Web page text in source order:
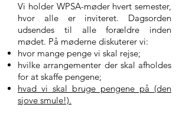
Vi holder WPSA-møder hvert semester,
hvor alle er inviteret. Dagsorden
udsendes til alle forældre inden
mødet. På møderne diskuterer vi:
hvor mange penge vi skal rejse;
hvilke arrangementer der skal afholdes
for at skaffe pengene;
hvad vi skal bruge pengene på (den
sjove smule!).